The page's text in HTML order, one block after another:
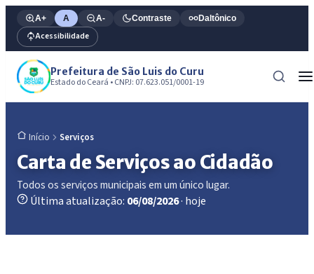
A+ A A- Contraste Daltônico
Acessibilidade
Prefeitura de São Luis do Curu
Estado do Ceará • CNPJ: 07.623.051/0001-19
Início Serviços
Carta de Serviços ao Cidadão
Todos os serviços municipais em um único lugar.
Última atualização: 06/08/2026· hoje